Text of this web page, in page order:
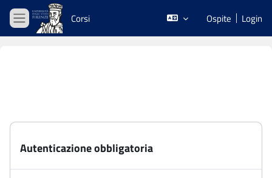
Vai al contenuto principale
Pannello laterale
Corsi Ospite Login
Autenticazione obbligatoria